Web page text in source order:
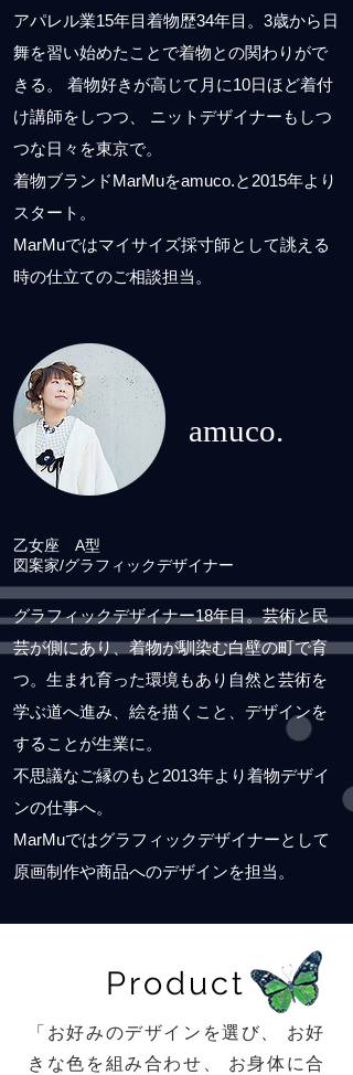
アパレル業15年目着物歴34年目。3歳から日
舞を習い始めたことで着物との関わりがで
きる。 着物好きが高じて月に10日ほど着付
け講師をしつつ、 ニットデザイナーもしつ
つな日々を東京で。
着物ブランドMarMuをamuco.と2015年より
スタート。
MarMuではマイサイズ採寸師として誂える
時の仕立てのご相談担当。
amuco.​
乙女座 A型
図案家/グラフィックデザイナー
グラフィックデザイナー18年目。芸術と民
芸が側にあり、着物が馴染む白壁の町で育
つ。 生まれ育った環境もあり自然と芸術を
学ぶ道へ進み、絵を描くこと、デザインを
することが生業に。
不思議なご縁のもと2013年より着物デザイ
ンの仕事へ。
MarMuではグラフィックデザイナーとして
原画制作や商品へのデザインを担当。
Product
「お好みのデザインを選び、 お好
きな色を組み合わせ、 お身体に合